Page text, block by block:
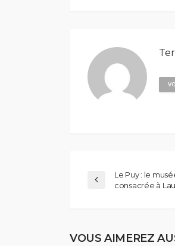
Le Puy : le
consacrée à
VOUS AIMEREZ